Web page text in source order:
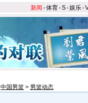
新闻 -体育-S-娱乐-
中国男篮 > 男篮动态